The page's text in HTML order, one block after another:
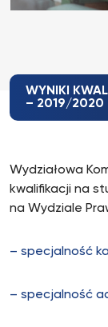
WYNIKI
– 2019/2020
Wydziałowa
kwalifikacji na
na Wydziale
– specjalność
– specjalność